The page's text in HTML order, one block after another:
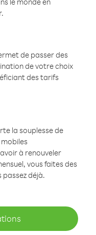
de passer des
de votre choix
des tarifs
la souplesse de
à renouveler
vous faites des
passez déjà.